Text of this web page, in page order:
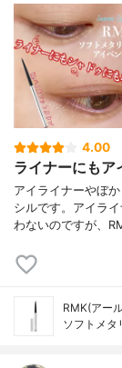
4.00
ライナーにもア
アイライナーやぼ
シルです。アイラ
わないのですが、
RMK(アー
ソフトメタ